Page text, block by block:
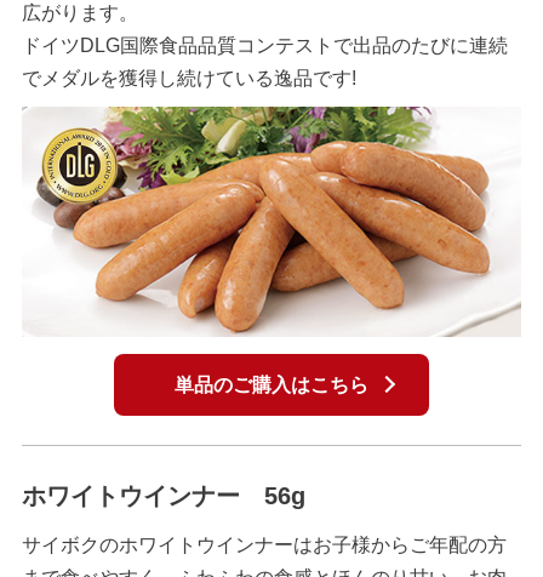
広がります。
ドイツDLG国際食品品質コンテストで出品のたびに連続
でメダルを獲得し続けている逸品です!
単品のご購入はこちら
ホワイトウインナー 56g
サイボクのホワイトウインナーはお子様からご年配の方